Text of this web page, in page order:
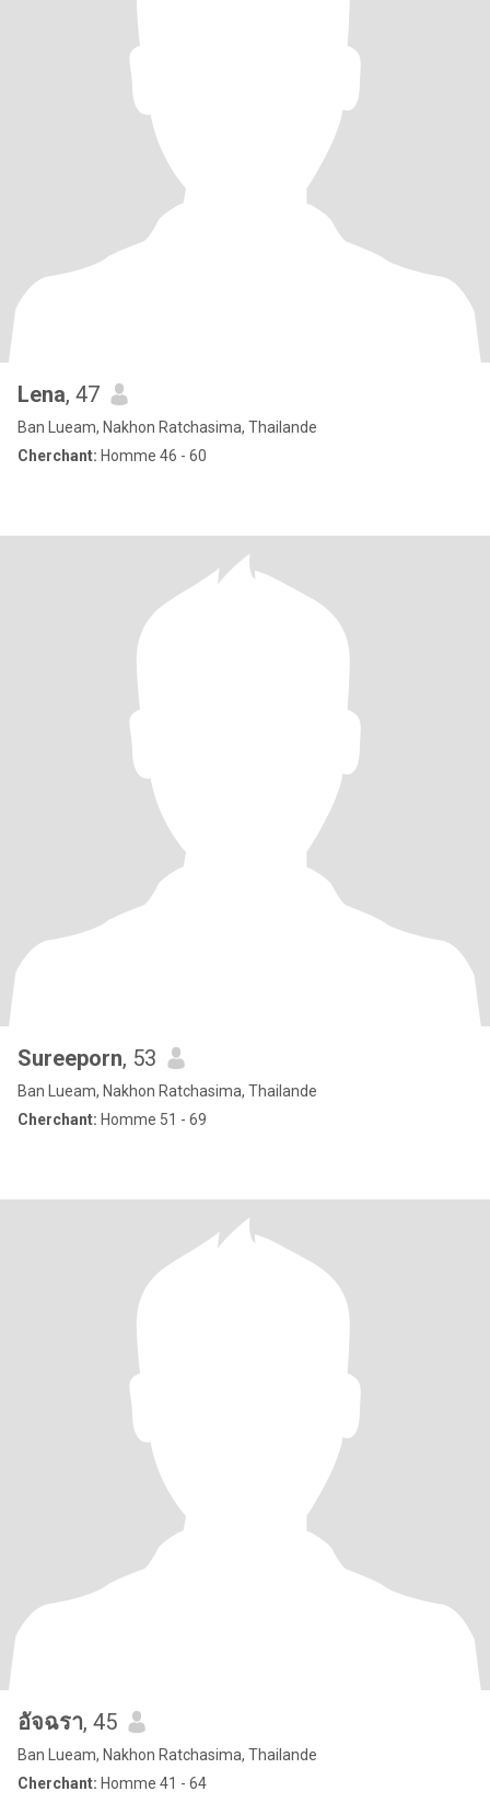
Lena, 47
Ban Lueam, Nakhon Ratchasima, Thailande
Cherchant: Homme 46 - 60
Sureeporn, 53
Ban Lueam, Nakhon Ratchasima, Thailande
Cherchant: Homme 51 - 69
อัจฉรา, 45
Ban Lueam, Nakhon Ratchasima, Thailande
Cherchant: Homme 41 - 64